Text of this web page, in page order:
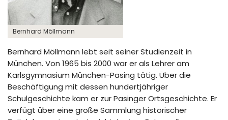
Bernhard Möllmann
Bernhard Möllmann lebt seit seiner Studienzeit in
München. Von 1965 bis 2000 war er als Lehrer am
Karlsgymnasium München-Pasing tätig. Über die
Beschäftigung mit dessen hundertjähriger
Schulgeschichte kam er zur Pasinger Ortsgeschichte. Er
verfügt über eine große Sammlung historischer